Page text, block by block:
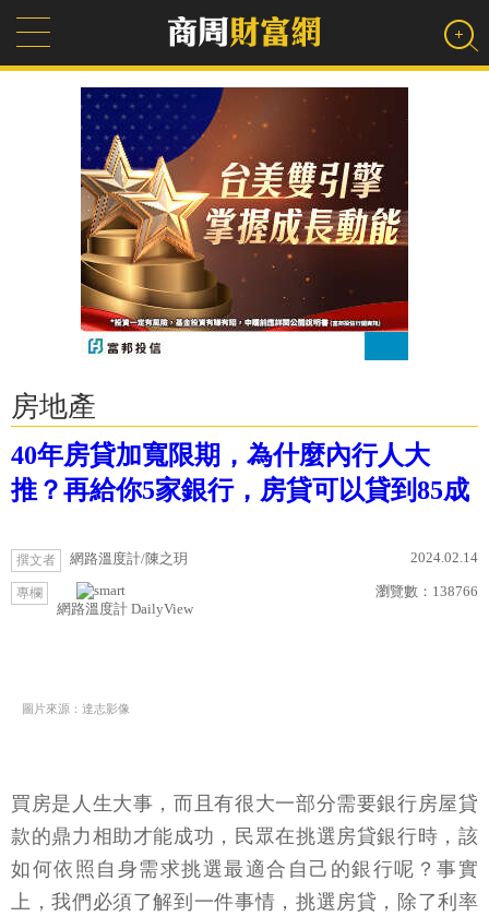
房地產
40年房貸加寬限期，為什麼內行人大
推？再給你5家銀行，房貸可以貸到85成
撰文者 網路溫度計/陳之玥 2024.02.14
專欄
網路溫度計 DailyView
瀏覽數： 138766
圖片來源：達志影像
買房是人生大事，而且有很大一部分需要銀行房屋貸
款的鼎力相助才能成功，民眾在挑選房貸銀行時，該
如何依照自身需求挑選最適合自己的銀行呢？事實
上，我們必須了解到一件事情，挑選房貸，除了利率